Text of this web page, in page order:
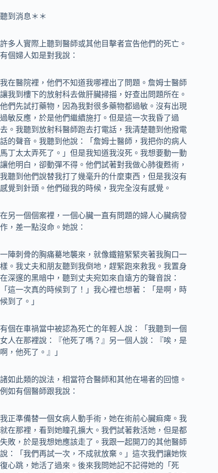
聽到消息＊＊
許多人實際上聽到醫師或其他目擊者宣告他們的死亡。
有個婦人如是對我說：
我在醫院裡，他們不知道我哪裡出了問題。詹姆士醫師
讓我到樓下的放射科去做肝臟掃描，好查出問題所在。
他們先試打藥物，因為我對很多藥物都過敏。沒有出現
過敏反應，於是他們繼續施打。但是這一次我昏了過
去。我聽到放射科醫師跑去打電話，我清楚聽到他撥電
話的聲音。我聽到他說：「詹姆士醫師，我把你的病人
馬丁太太弄死了。」但是我知道我沒死。我想要動一動
讓他明白，卻動彈不得。他們試著對我做心肺復甦術，
我聽到他們說替我打了幾毫升的什麼東西，但是我沒有
感覺到針頭。他們碰我的時候，我完全沒有感覺。
在另一個個案裡，一個心臟一直有問題的婦人心臟病發
作，差一點沒命。她說：
一陣刺骨的胸痛驀地襲來，就像鐵箍緊緊夾著我胸口一
樣。我丈夫和朋友聽到我倒地，趕緊跑來救我。我置身
在深邃的黑暗中，聽到丈夫宛如來自遠方的聲音說：
「這一次真的時候到了！」我心裡也想著：「是啊，時
候到了。」
有個在車禍當中被認為死亡的年輕人說：「我聽到一個
女人在那裡說：『他死了嗎？』另一個人說：『唉，是
啊，他死了。』」
諸如此類的說法，相當符合醫師和其他在場者的回憶。
例如有個醫師跟我說：
我正準備替一個女病人動手術，她在術前心臟痲痺。我
就在那裡，看到她瞳孔擴大。我們試著救活她，但是都
失敗，於是我想她應該走了。我跟一起開刀的其他醫師
說：「我們再試一次，不成就放棄。」這次我們讓她恢
復心跳，她活了過來。後來我問她記不記得她的「死